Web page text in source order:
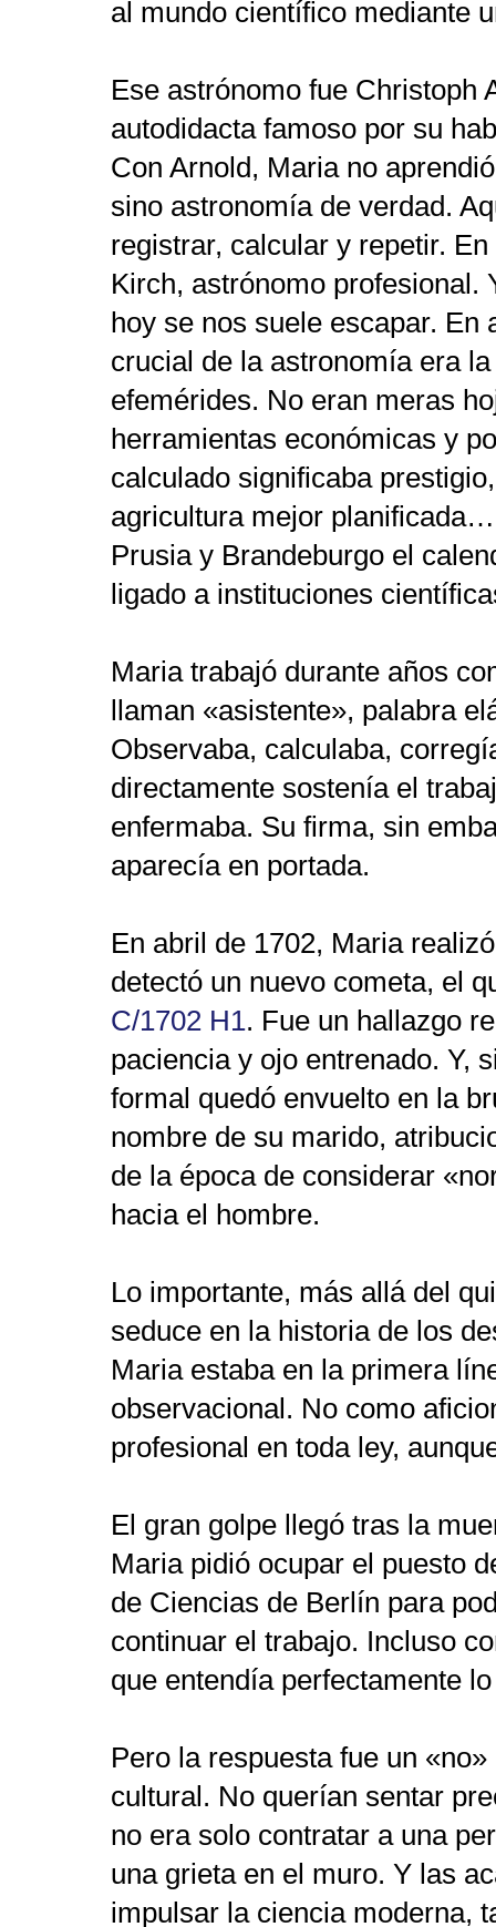
al mundo científico mediante
Ese astrónomo fue Christoph
autodidacta famoso por su
Con Arnold, Maria no
sino astronomía de verdad.
registrar, calcular y repetir.
Kirch, astrónomo profesional.
hoy se nos suele escapar. En
crucial de la astronomía era
efemérides. No eran meras
herramientas económicas y
calculado significaba
agricultura mejor
Prusia y Brandeburgo el
ligado a instituciones
Maria trabajó durante años
llaman «asistente», palabra
Observaba, calculaba,
directamente sostenía el
enfermaba. Su firma, sin
aparecía en portada.
En abril de 1702, Maria
detectó un nuevo cometa, el
C/1702 H1 . Fue un hallazgo
paciencia y ojo entrenado. Y,
formal quedó envuelto en la
nombre de su marido,
de la época de considerar
hacia el hombre.
Lo importante, más allá del
seduce en la historia de los
Maria estaba en la primera
observacional. No como
profesional en toda ley,
El gran golpe llegó tras la
Maria pidió ocupar el puesto
de Ciencias de Berlín para
continuar el trabajo. Incluso
que entendía perfectamente
Pero la respuesta fue un
cultural. No querían sentar
no era solo contratar a una
una grieta en el muro. Y las
impulsar la ciencia moderna,